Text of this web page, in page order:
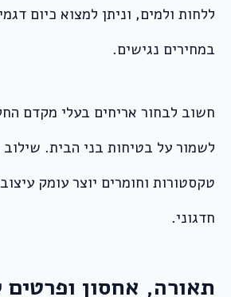
ללחות ולמים, וניתן למצוא כיום
במחירים נגישים.
חשוב לבחור אריחים בעלי מקדם
לשמור על בטיחות בני הבית. שילוב
טקסטורות וחומרים יוצר עומק
חדגוני.
תאורה, אחסון ופרטים